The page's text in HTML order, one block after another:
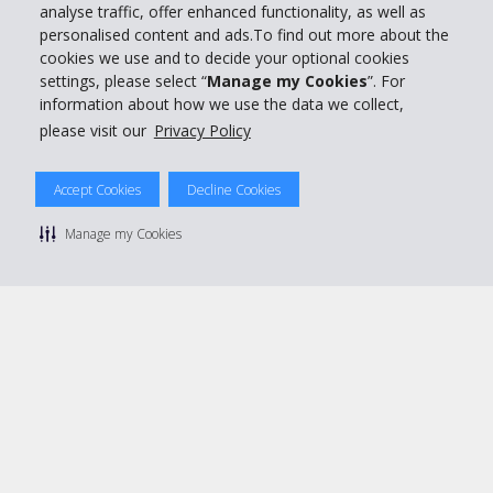
analyse traffic, offer enhanced functionality, as well as
personalised content and ads.To find out more about the
cookies we use and to decide your optional cookies
settings, please select “Manage my Cookies”. For
information about how we use the data we collect,
please visit our Privacy Policy
Accept Cookies Decline Cookies
Manage my Cookies
Réserver avec Hertz
Politique de confidentialité | Conditions d'utilisation du site
Conditions de location
| Informations tarifaires
Gérer mes cookies